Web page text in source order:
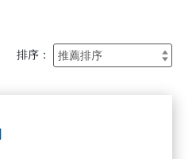
排序：